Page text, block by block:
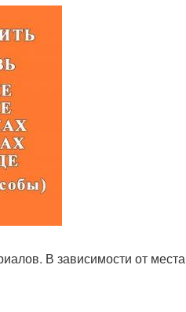
В зависимости от места